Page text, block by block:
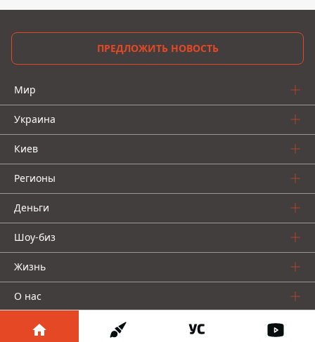
ПРЕДЛОЖИТЬ НОВОСТЬ
Мир
Украина
Киев
Регионы
Деньги
Шоу-биз
Жизнь
О нас